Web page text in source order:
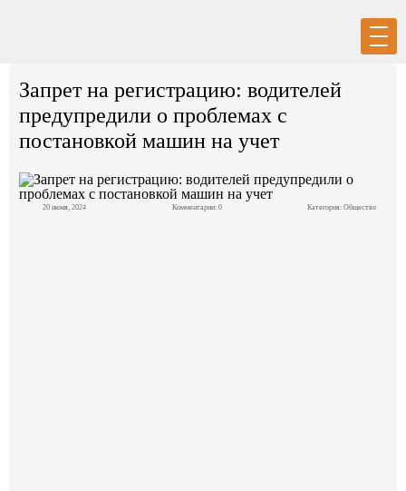
Политика
Запрет на регистрацию: водителей
предупредили о проблемах с
постановкой машин на учет
20 июня, 2024 Комментарии: 0 Категория: Общество